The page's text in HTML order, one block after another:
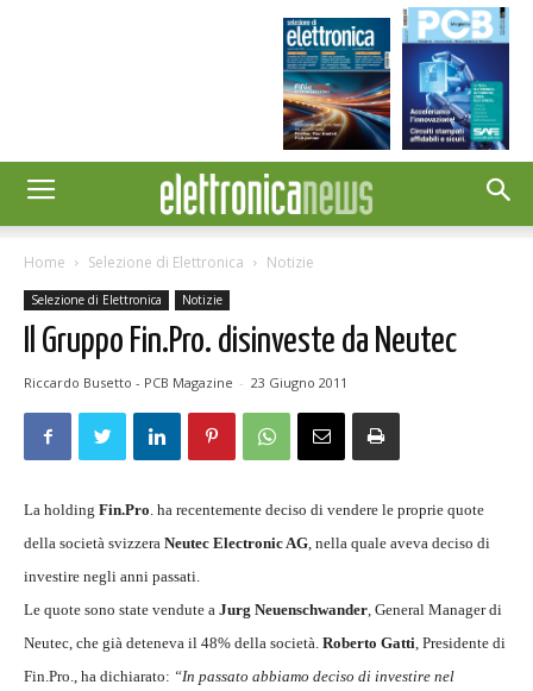
Home Selezione di Elettronica Notizie
Selezione di Elettronica Notizie
Il Gruppo Fin.Pro. disinveste da Neutec
Riccardo Busetto - PCB Magazine - 23 Giugno 2011
La holding Fin.Pro. ha recentemente deciso di vendere le proprie quote
della società svizzera Neutec Electronic AG, nella quale aveva deciso di
investire negli anni passati.
Le quote sono state vendute a Jurg Neuenschwander, General Manager di
Neutec, che già deteneva il 48% della società. Roberto Gatti, Presidente di
Fin.Pro., ha dichiarato: “In passato abbiamo deciso di investire nel